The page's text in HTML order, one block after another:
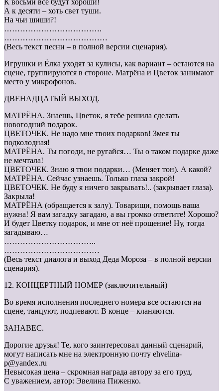
К восьми все будут хороши!
А к десяти – хоть свет туши.
На чьи шиши?!
……………………………….
…………………………………
(Весь текст песни – в полной версии сценария).
Игрушки и Ёлка уходят за кулисы, как вариант – остаются на
сцене, группируются в стороне. Матрёна и Цветок занимают
место у микрофонов.
ДВЕНАДЦАТЫЙ ВЫХОД.
МАТРЁНА. Знаешь, Цветок, я тебе решила сделать
новогодний подарок.
ЦВЕТОЧЕК. Не надо мне твоих подарков! Змея ты
подколодная!
МАТРЁНА. Ты погоди, не ругайся… Ты о таком подарке даже
не мечтала!
ЦВЕТОЧЕК. Знаю я твои подарки… (Меняет тон). А какой?
МАТРЁНА. Сейчас узнаешь. Только глаза закрой!
ЦВЕТОЧЕК. Не буду я ничего закрывать!.. (закрывает глаза).
Закрыла!
МАТРЁНА (обращается к залу). Товарищи, помощь ваша
нужна! Я вам загадку загадаю, а вы громко ответите! Хорошо?
И будет Цветку подарок, и мне от неё прощение! Ну, тогда
загадываю…
……………………………..
………………………………
(Весь текст диалога и выход Деда Мороза – в полной версии
сценария).
12. КОНЦЕРТНЫЙ НОМЕР (заключительный)
Во время исполнения последнего номера все остаются на
сцене, танцуют, подпевают. В конце – кланяются.
ЗАНАВЕС.
Дорогие друзья! Те, кого заинтересовал данный сценарий,
могут написать мне на электронную почту ehvelina-
p@yandex.ru
Невысокая цена – скромная награда автору за его труд.
С уважением, автор: Эвелина Пиженко.